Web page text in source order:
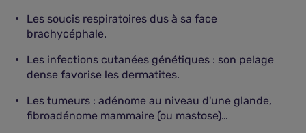
Les soucis respiratoires dus à sa face
brachycéphale.
Les infections cutanées génétiques : son pelage
dense favorise les dermatites.
Les tumeurs : adénome au niveau d'une glande,
fibroadénome mammaire (ou mastose)…